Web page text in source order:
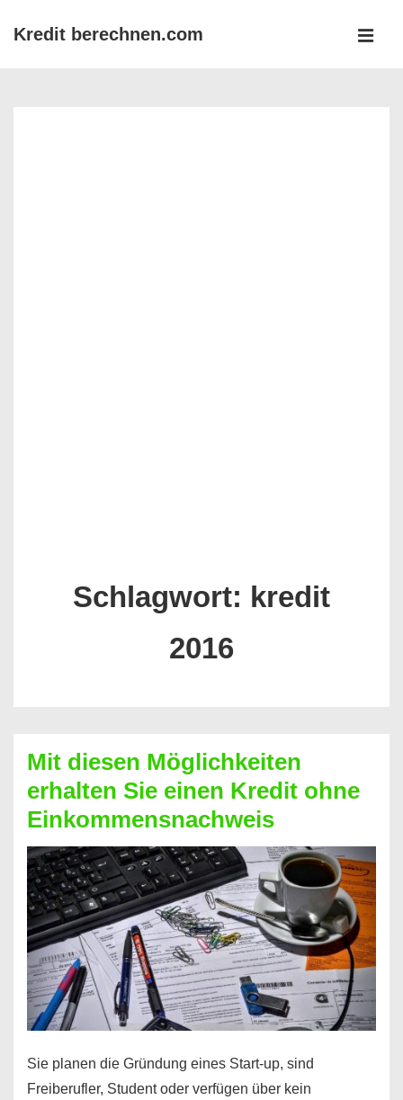
ZumKredit berechnen.com
Schlagwort: kredit
2016
Mit diesen Möglichkeiten
erhalten Sie einen Kredit ohne
Einkommensnachweis
Sie planen die Gründung eines Start-up, sind
Freiberufler, Student oder verfügen über kein